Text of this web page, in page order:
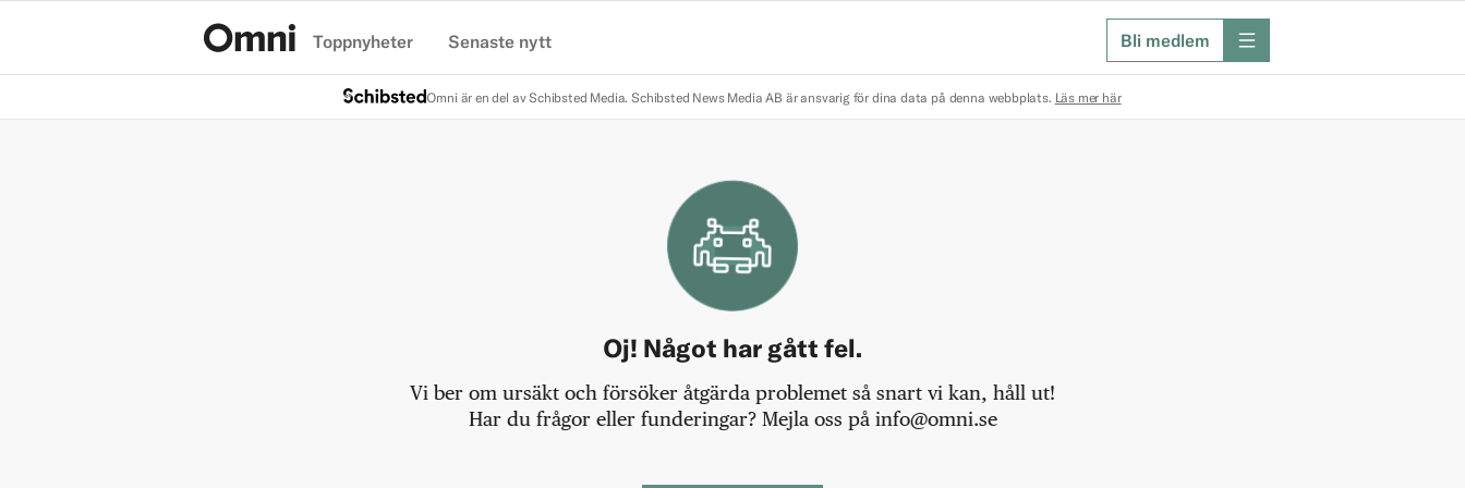
Toppnyheter Senaste nytt Bli medlem meny
Omni är en del av Schibsted Media. Schibsted News Media AB är ansvarig för dina data på denna webbplats. Läs mer här
Oj! Något har gått fel.
Vi ber om ursäkt och försöker åtgärda problemet så snart vi kan, håll ut!
Har du frågor eller funderingar? Mejla oss på info@omni.se